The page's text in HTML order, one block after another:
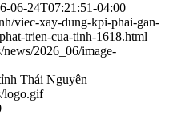
06-24T07:21:51-04:00
viec-xay-dung-kpi-phai-gan-
trien-cua-tinh-1618.html
2026_06/image-
Thái Nguyên
logo.gif